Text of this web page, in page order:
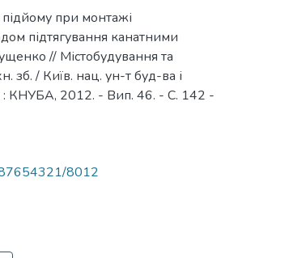
підйому при монтажі
підтягування канатними
// Містобудування та
зб. / Київ. нац. ун-т буд-ва і
: КНУБА, 2012. - Вип. 46. - С. 142 -
8012